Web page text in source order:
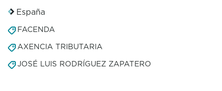
España
FACENDA
AXENCIA TRIBUTARIA
JOSÉ LUIS RODRÍGUEZ ZAPATERO